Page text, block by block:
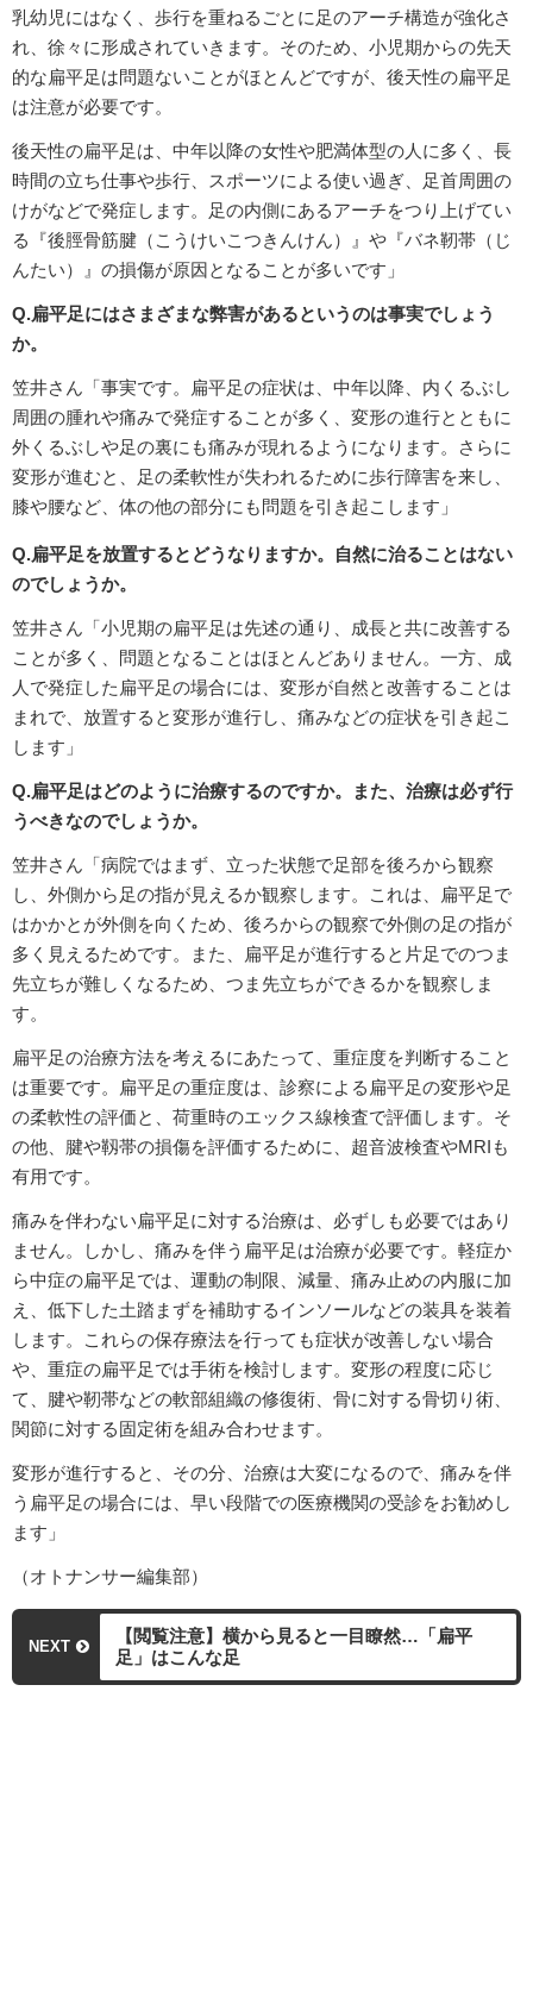
乳幼児にはなく、歩行を重ねるごとに足のアーチ構造が強化さ
れ、徐々に形成されていきます。そのため、小児期からの先天
的な扁平足は問題ないことがほとんどですが、後天性の扁平足
は注意が必要です。
後天性の扁平足は、中年以降の女性や肥満体型の人に多く、長
時間の立ち仕事や歩行、スポーツによる使い過ぎ、足首周囲の
けがなどで発症します。足の内側にあるアーチをつり上げてい
る『後脛骨筋腱（こうけいこつきんけん）』や『バネ靭帯（じ
んたい）』の損傷が原因となることが多いです」
Q.扁平足にはさまざまな弊害があるというのは事実でしょう
か。
笠井さん「事実です。扁平足の症状は、中年以降、内くるぶし
周囲の腫れや痛みで発症することが多く、変形の進行とともに
外くるぶしや足の裏にも痛みが現れるようになります。さらに
変形が進むと、足の柔軟性が失われるために歩行障害を来し、
膝や腰など、体の他の部分にも問題を引き起こします」
Q.扁平足を放置するとどうなりますか。自然に治ることはない
のでしょうか。
笠井さん「小児期の扁平足は先述の通り、成長と共に改善する
ことが多く、問題となることはほとんどありません。一方、成
人で発症した扁平足の場合には、変形が自然と改善することは
まれで、放置すると変形が進行し、痛みなどの症状を引き起こ
します」
Q.扁平足はどのように治療するのですか。また、治療は必ず行
うべきなのでしょうか。
笠井さん「病院ではまず、立った状態で足部を後ろから観察
し、外側から足の指が見えるか観察します。これは、扁平足で
はかかとが外側を向くため、後ろからの観察で外側の足の指が
多く見えるためです。また、扁平足が進行すると片足でのつま
先立ちが難しくなるため、つま先立ちができるかを観察しま
す。
扁平足の治療方法を考えるにあたって、重症度を判断すること
は重要です。扁平足の重症度は、診察による扁平足の変形や足
の柔軟性の評価と、荷重時のエックス線検査で評価します。そ
の他、腱や靱帯の損傷を評価するために、超音波検査やMRIも
有用です。
痛みを伴わない扁平足に対する治療は、必ずしも必要ではあり
ません。しかし、痛みを伴う扁平足は治療が必要です。軽症か
ら中症の扁平足では、運動の制限、減量、痛み止めの内服に加
え、低下した土踏まずを補助するインソールなどの装具を装着
します。これらの保存療法を行っても症状が改善しない場合
や、重症の扁平足では手術を検討します。変形の程度に応じ
て、腱や靭帯などの軟部組織の修復術、骨に対する骨切り術、
関節に対する固定術を組み合わせます。
変形が進行すると、その分、治療は大変になるので、痛みを伴
う扁平足の場合には、早い段階での医療機関の受診をお勧めし
ます」
（オトナンサー編集部）
NEXT
【閲覧注意】横から見ると一目瞭然…「扁平
足」はこんな足